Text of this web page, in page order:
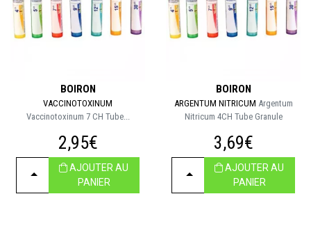
BOIRON
VACCINOTOXINUM
Vaccinotoxinum 7 CH Tube...
2,95€
CHOISIRAJOUTER AU
PANIER
BOIRON
ARGENTUM NITRICUM Argentum
Nitricum 4CH Tube Granule
3,69€
CHOISIRAJOUTER AU
PANIER